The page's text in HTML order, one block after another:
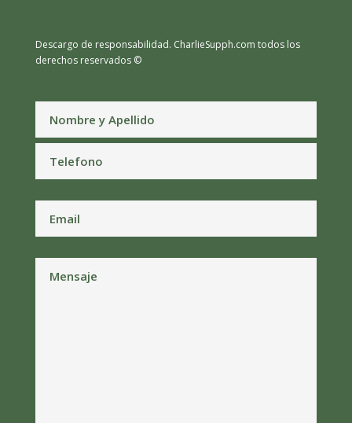
Descargo de responsabilidad. CharlieSupph.com todos los
derechos reservados ©